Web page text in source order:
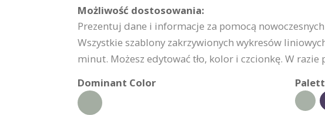
Możliwość dostosowania:
Prezentuj dane i informacje za pomocą
Wszystkie szablony zakrzywionych wykresów
minut. Możesz edytować tło, kolor i czcionkę. W
Dominant Color